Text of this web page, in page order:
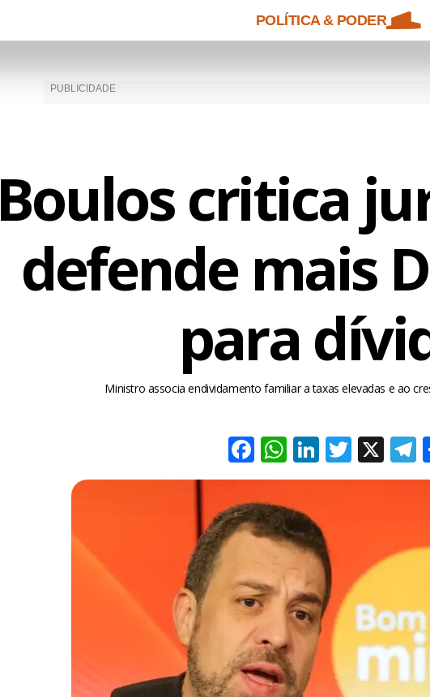
POLÍTICA & PODER
Boulos critica
defende mais
para
Ministro associa endividamento familiar a taxas elevadas e ao
Facebook
WhatsApp
LinkedIn
Twitter
X